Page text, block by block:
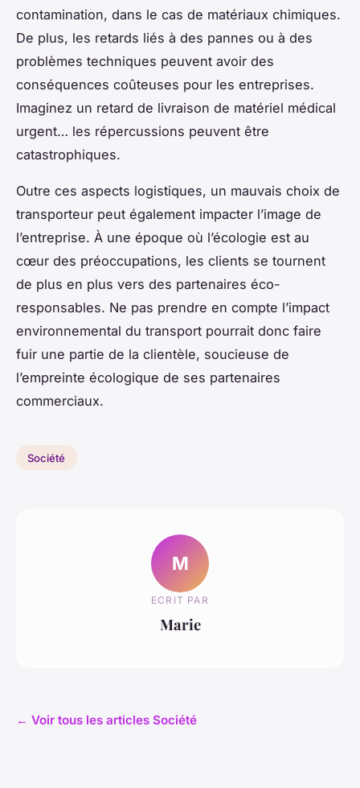
contamination, dans le cas de matériaux chimiques.
De plus, les retards liés à des pannes ou à des
problèmes techniques peuvent avoir des
conséquences coûteuses pour les entreprises.
Imaginez un retard de livraison de matériel médical
urgent… les répercussions peuvent être
catastrophiques.
Outre ces aspects logistiques, un mauvais choix de
transporteur peut également impacter l’image de
l’entreprise. À une époque où l’écologie est au
cœur des préoccupations, les clients se tournent
de plus en plus vers des partenaires éco-
responsables. Ne pas prendre en compte l’impact
environnemental du transport pourrait donc faire
fuir une partie de la clientèle, soucieuse de
l’empreinte écologique de ses partenaires
commerciaux.
Société
M
ECRIT PAR
Marie
← Voir tous les articles Société